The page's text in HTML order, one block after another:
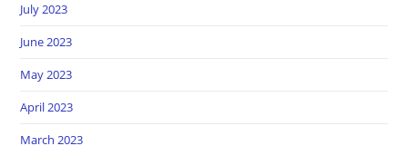
July 2023
June 2023
May 2023
April 2023
March 2023